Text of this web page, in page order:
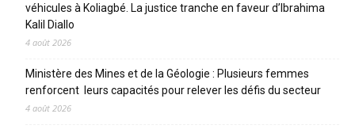
véhicules à Koliagbé. La justice tranche en faveur d’Ibrahima
Kalil Diallo
4 août 2026
Ministère des Mines et de la Géologie : Plusieurs femmes
renforcent leurs capacités pour relever les défis du secteur
4 août 2026